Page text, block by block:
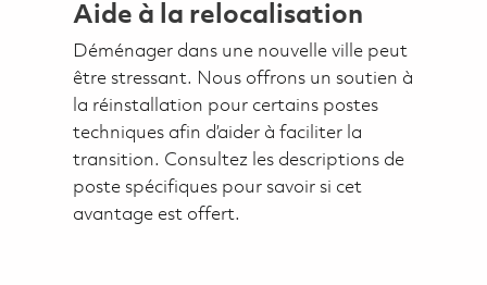
Aide à la relocalisation
Déménager dans une nouvelle ville peut
être stressant. Nous offrons un soutien à
la réinstallation pour certains postes
techniques afin d’aider à faciliter la
transition. Consultez les descriptions de
poste spécifiques pour savoir si cet
avantage est offert.